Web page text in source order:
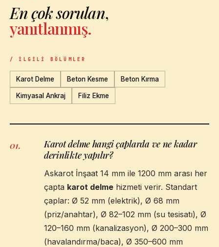
En çok sorulan,
yanıtlanmış.
/ İLGILI BÖLÜMLER
Karot Delme Beton Kesme Beton Kırma
Kimyasal Ankraj Filiz Ekme
01.
Karot delme hangi çaplarda ve ne kadar
derinlikte yapılır?
Askarot İnşaat 14 mm ile 1200 mm arası her
çapta karot delme hizmeti verir. Standart
çaplar: Ø 52 mm (elektrik), Ø 68 mm
(priz/anahtar), Ø 82–102 mm (su tesisatı), Ø
120–160 mm (kanalizasyon), Ø 200–300 mm
(havalandırma/baca), Ø 350–600 mm